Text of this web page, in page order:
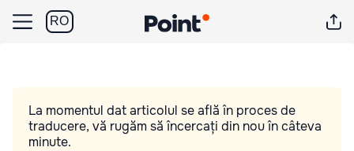
RO
La momentul dat articolul se află în proces de
traducere, vă rugăm să încercați din nou în câteva
minute.